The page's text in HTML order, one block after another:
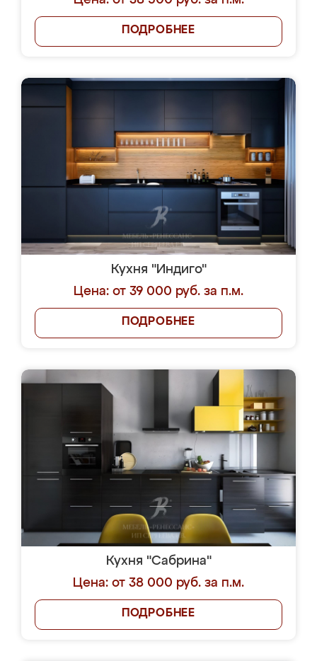
ПОДРОБНЕЕ
Кухня "Индиго"
Цена: от 39 000 руб. за п.м.
ПОДРОБНЕЕ
Кухня "Сабрина"
Цена: от 38 000 руб. за п.м.
ПОДРОБНЕЕ